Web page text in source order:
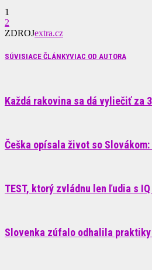
1
2
ZDROJextra.cz
SÚVISIACE ČLÁNKYVIAC OD AUTORA
Každá rakovina sa dá vyliečiť za
Češka opísala život so
TEST, ktorý zvládnu len ľudia s
Slovenka zúfalo odhalila